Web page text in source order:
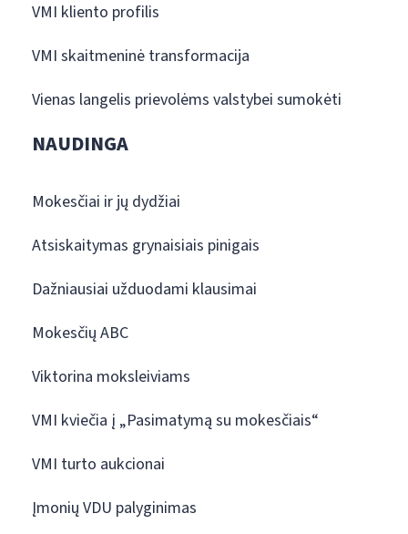
VMI kliento profilis
VMI skaitmeninė transformacija
Vienas langelis prievolėms valstybei sumokėti
NAUDINGA
Mokesčiai ir jų dydžiai
Atsiskaitymas grynaisiais pinigais
Dažniausiai užduodami klausimai
Mokesčių ABC
Viktorina moksleiviams
VMI kviečia į „Pasimatymą su mokesčiais“
VMI turto aukcionai
Įmonių VDU palyginimas